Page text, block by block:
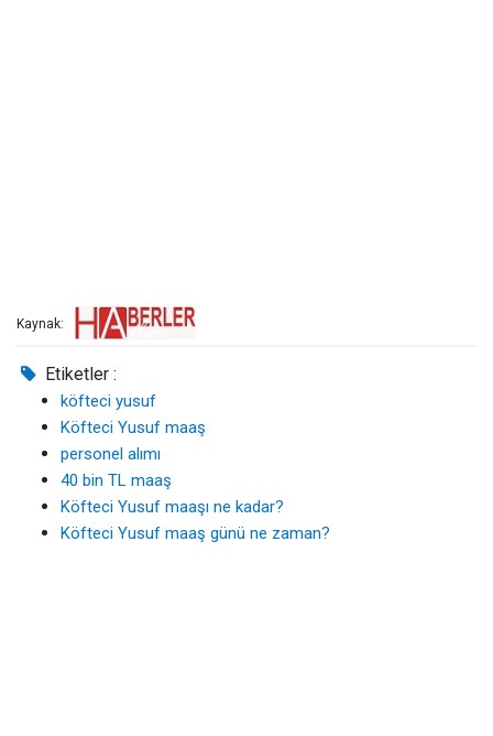
Kaynak:
Etiketler :
köfteci yusuf
Köfteci Yusuf maaş
personel alımı
40 bin TL maaş
Köfteci Yusuf maaşı ne kadar?
Köfteci Yusuf maaş günü ne zaman?